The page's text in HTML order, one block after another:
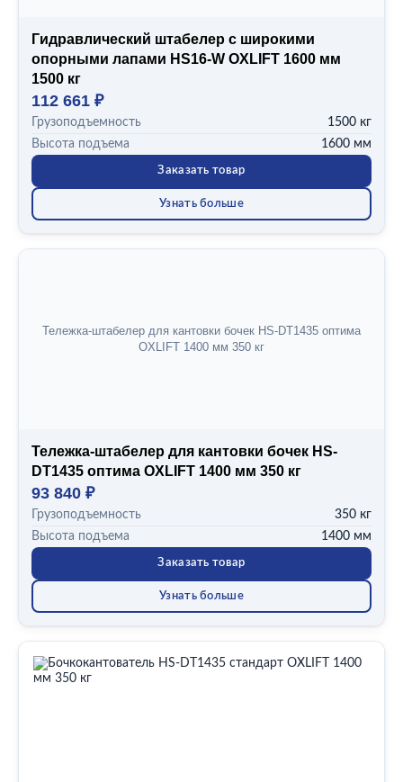
Гидравлический штабелер с широкими
опорными лапами HS16-W OXLIFT 1600 мм
1500 кг
112 661 ₽
Грузоподъемность
1500 кг
Высота подъема
1600 мм
Заказать товар
Узнать больше
Тележка-штабелер для кантовки бочек HS-DT1435 оптима
OXLIFT 1400 мм 350 кг
Тележка-штабелер для кантовки бочек HS-
DT1435 оптима OXLIFT 1400 мм 350 кг
93 840 ₽
Грузоподъемность
350 кг
Высота подъема
1400 мм
Заказать товар
Узнать больше